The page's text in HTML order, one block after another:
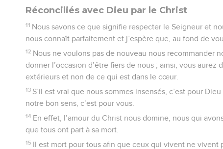
Réconciliés avec Dieu par le Christ
11 Nous savons ce que signifie respecter le Seigneur et
nous connaît parfaitement et j’espère que, au fond de
12 Nous ne voulons pas de nouveau nous recommander
donner l’occasion d’être fiers de nous ; ainsi, vous
extérieurs et non de ce qui est dans le cœur.
13 S’il est vrai que nous sommes insensés, c’est pour
notre bon sens, c’est pour vous.
14 En effet, l’amour du Christ nous domine, nous qui
que tous ont part à sa mort.
15 Il est mort pour tous afin que ceux qui vivent ne